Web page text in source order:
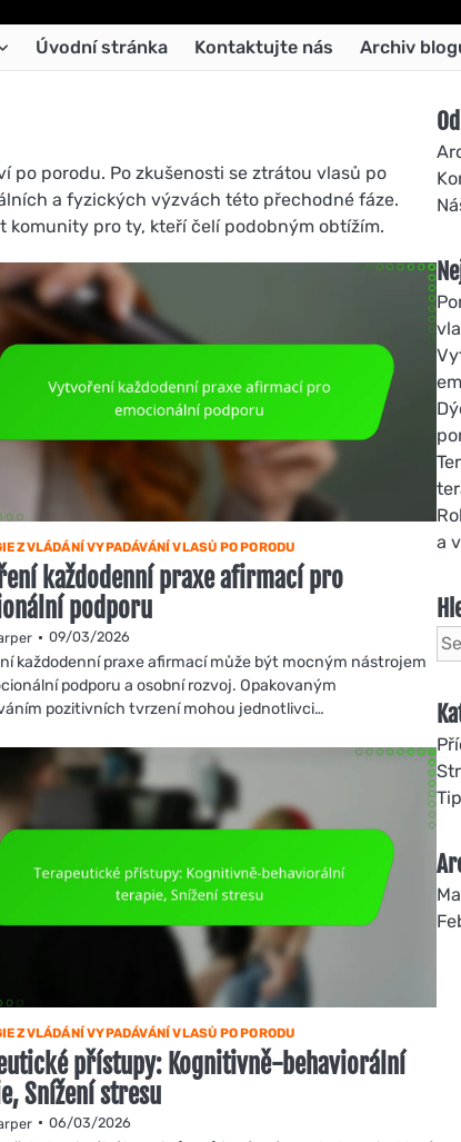
Úvodní stránka Kontaktujte nás Archiv
po porodu. Po zkušenosti se ztrátou vlasů po
a fyzických výzvách této přechodné fáze.
pro ty, kteří čelí podobným obtížím.
ZVLÁDÁNÍ VYPADÁVÁNÍ VLASŮ PO PORODU
každodenní praxe afirmací pro
podporu
09/03/2026
každodenní praxe afirmací může být mocným nástrojem
podporu a osobní rozvoj. Opakovaným
pozitivních tvrzení mohou jednotlivci…
ZVLÁDÁNÍ VYPADÁVÁNÍ VLASŮ PO PORODU
přístupy: Kognitivně-behaviorální
Snížení stresu
06/03/2026
a